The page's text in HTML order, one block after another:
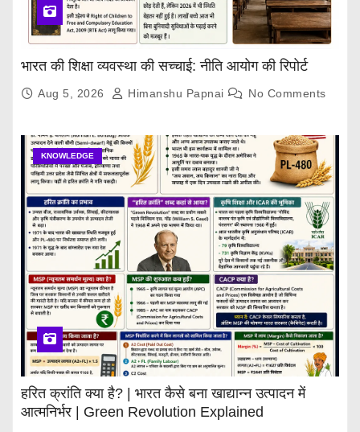
भारत की शिक्षा व्यवस्था की सच्चाई: नीति आयोग की रिपोर्ट
Aug 5, 2026 Himanshu Papnai No Comments
KNOWLEDGE
हरित क्रांति क्या है? | भारत कैसे बना खाद्यान्न उत्पादन में
आत्मनिर्भर | Green Revolution Explained